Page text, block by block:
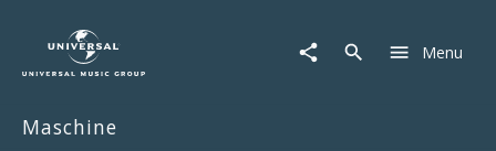
feat.
Menu
Maschine